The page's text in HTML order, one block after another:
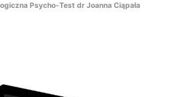
Psycho-Test dr Joanna Ciąpała